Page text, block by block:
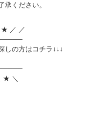
ください。
／ ／
しの方はコチラ↓↓↓
★ ＼